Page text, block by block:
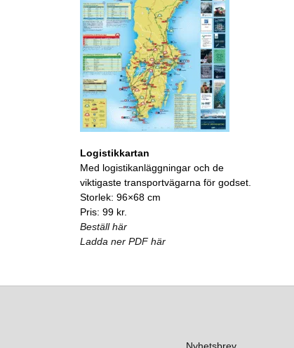
Logistikkartan
Med logistikanläggningar och de
viktigaste transportvägarna för godset.
Storlek: 96×68 cm
Pris: 99 kr.
Beställ här
Ladda ner PDF här
Nyhetsbrev